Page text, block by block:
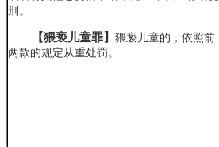
刑。
【猥亵儿童罪】 猥亵儿童的，依照前
两款的规定从重处罚。